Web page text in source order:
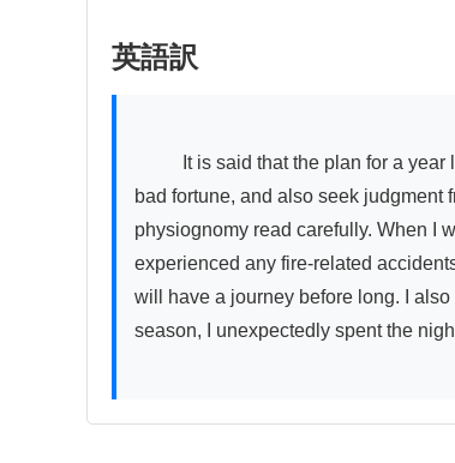
英語訳
bad fortune, and also seek
physiognomy read carefully. When I
experienced any fire-related
will have a journey before long. I
season, I unexpectedly spent the